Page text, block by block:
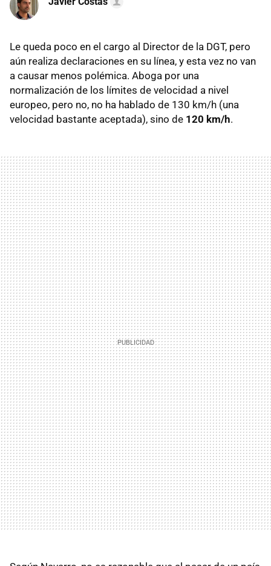
Le queda poco en el cargo al Director de la DGT, pero
aún realiza declaraciones en su línea, y esta vez no van
a causar menos polémica. Aboga por una
normalización de los límites de velocidad a nivel
europeo, pero no, no ha hablado de 130 km/h (una
velocidad bastante aceptada), sino de 120 km/h.